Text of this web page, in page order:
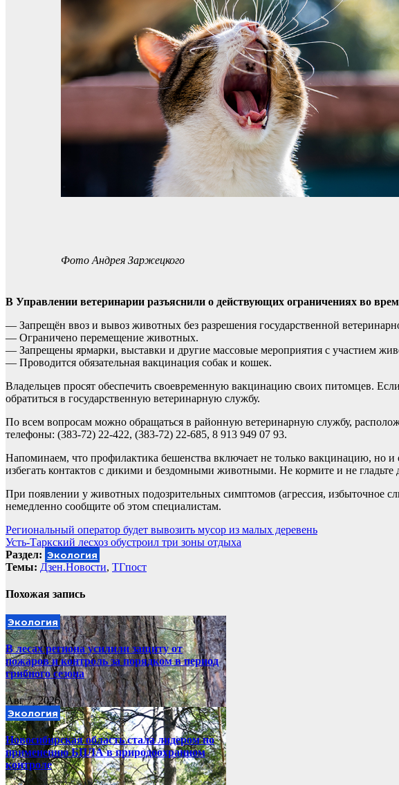
Фото Андрея Заржецкого
В Управлении ветеринарии разъяснили о действующих ограничениях во
— Запрещён ввоз и вывоз животных без разрешения государственной
— Ограничено перемещение животных.
— Запрещены ярмарки, выставки и другие массовые мероприятия с участием
— Проводится обязательная вакцинация собак и кошек.
Владельцев просят обеспечить своевременную вакцинацию своих питомцев.
обратиться в государственную ветеринарную службу.
По всем вопросам можно обращаться в районную ветеринарную службу,
телефоны: (383-72) 22-422, (383-72) 22-685, 8 913 949 07 93.
Напоминаем, что профилактика бешенства включает не только вакцинацию, но
избегать контактов с дикими и бездомными животными. Не кормите и не
При появлении у животных подозрительных симптомов (агрессия, избыточное
немедленно сообщите об этом специалистам.
Навигация
по
записям
Региональный оператор будет вывозить мусор из малых деревень
Усть-Таркский лесхоз обустроил три зоны отдыха
Раздел: Экология
Темы: Дзен.Новости, ТГпост
Похожая запись
Экология
В лесах региона усилили защиту от
пожаров и контроль за порядком в период
грибного сезона
Авг 7, 2026
Экология
Новосибирская область стала лидером по
применению БПЛА в природоохранном
контроле